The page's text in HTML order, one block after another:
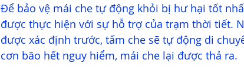
Để bảo vệ mái che tự động khỏi bị hư hại tốt
được thực hiện với sự hỗ trợ của trạm thời tiết.
được xác định trước, tấm che sẽ tự động di
cơn bão hết nguy hiểm, mái che lại được thả ra.